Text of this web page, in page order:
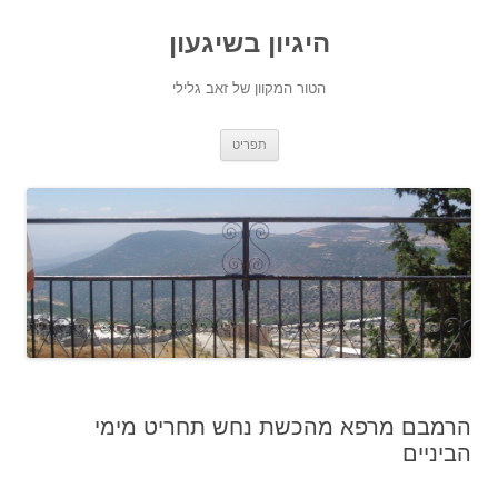
היגיון בשיגעון
הטור המקוון של זאב גלילי
תפריט
הרמבם מרפא מהכשת נחש תחריט מימי
הביניים